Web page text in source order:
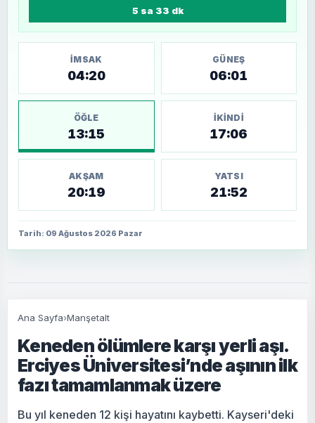
5 sa 33 dk
İMSAK
04:20
GÜNEŞ
06:01
ÖĞLE
13:15
İKINDI
17:06
AKŞAM
20:19
YATSI
21:52
Tarih: 09 Ağustos 2026 Pazar
Ana Sayfa›Manşetalt
Keneden ölümlere karşı yerli aşı.
Erciyes Üniversitesi’nde aşının ilk
fazı tamamlanmak üzere
Bu yıl keneden 12 kişi hayatını kaybetti. Kayseri'deki